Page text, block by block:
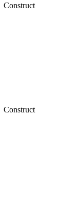
Construct
Construct